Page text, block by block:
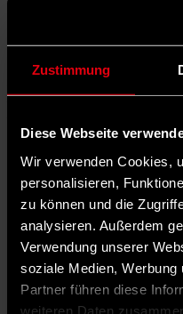
Zustimmung
Diese Webseite
Wir verwenden Cookies,
personalisieren,
zu können und die
analysieren. Außerdem
Verwendung unserer
soziale Medien, Werbung
Partner führen diese
weiteren Daten
haben, dürfte für Millionen
Ihr wollt alle Inhalte und
Dann abonniert auch unseren
ReformSPDBundesregierung
Lea Hensen
ist Redakteurin des „vorwärts“.
Teilen 5
Weitereinteressante Rubriken